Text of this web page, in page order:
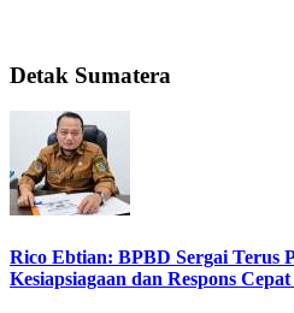
Detak Sumatera
Rico Ebtian: BPBD Sergai Terus
Kesiapsiagaan dan Respons